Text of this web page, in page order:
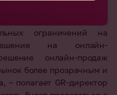
ограничений на
на онлайн-
онлайн-продаж
более прозрачным и
– полагает GR-директор